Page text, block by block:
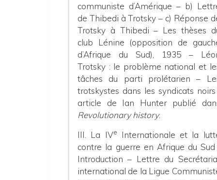
communiste d’Amérique – b)
de Thibedi à Trotsky – c) Réponse
Trotsky à Thibedi – Les thèses
club Lénine (opposition de
d’Afrique du Sud), 1935 –
Trotsky : le problème national et
tâches du parti prolétarien –
trotskystes dans les syndicats noirs
article de Ian Hunter publié
Revolutionary history.
III. La IVe
Internationale et la
contre la guerre en Afrique du Sud
Introduction – Lettre du
international de la Ligue